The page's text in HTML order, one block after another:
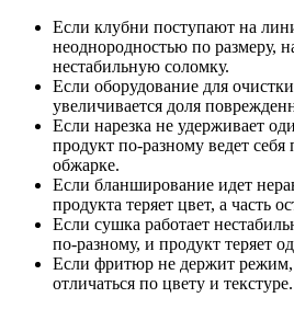
Если клубни поступают на
неоднородностью по размеру,
нестабильную соломку.
Если оборудование для
увеличивается доля
Если нарезка не удерживает
продукт по-разному ведет
обжарке.
Если бланширование идет
продукта теряет цвет, а часть
Если сушка работает
по-разному, и продукт теряет
Если фритюр не держит режим,
отличаться по цвету и текстуре.